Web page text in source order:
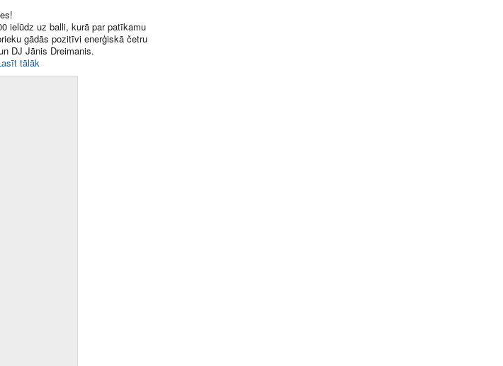
ielūdz uz balli, kurā par patīkamu
gādās pozitīvi enerģiskā četru
DJ Jānis Dreimanis.
tālāk